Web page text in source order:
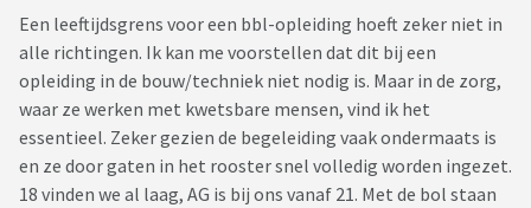
Een leeftijdsgrens voor een bbl-opleiding hoeft zeker niet in
alle richtingen. Ik kan me voorstellen dat dit bij een
opleiding in de bouw/techniek niet nodig is. Maar in de zorg,
waar ze werken met kwetsbare mensen, vind ik het
essentieel. Zeker gezien de begeleiding vaak ondermaats is
en ze door gaten in het rooster snel volledig worden ingezet.
18 vinden we al laag, AG is bij ons vanaf 21. Met de bol staan